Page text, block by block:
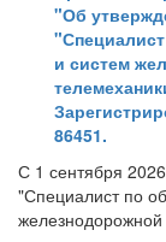
"Об
и систем
86451.
С 1 сентября
"Специалист по
железнодорожной